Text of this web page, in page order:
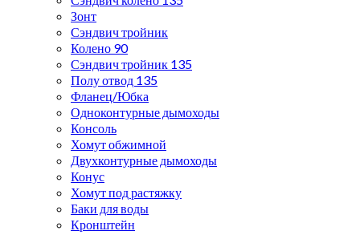
Зонт
Сэндвич тройник
Колено 90
Сэндвич тройник 135
Полу отвод 135
Фланец/Юбка
Одноконтурные дымоходы
Консоль
Хомут обжимной
Двухконтурные дымоходы
Конус
Хомут под растяжку
Баки для воды
Кронштейн